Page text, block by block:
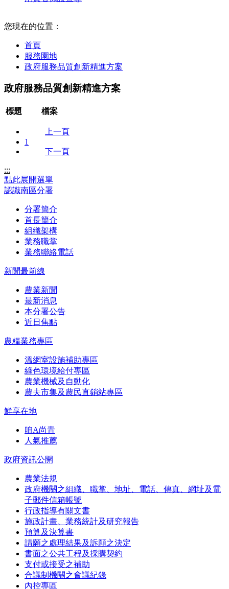
您現在的位置：
首頁
服務園地
政府服務品質創新精進方案
政府服務品質創新精進方案
標題 檔案
上一頁
1
下一頁
:::
點此展開選單
認識南區分署
分署簡介
首長簡介
組織架構
業務職掌
業務聯絡電話
新聞最前線
農業新聞
最新消息
本分署公告
近日焦點
農糧業務專區
溫網室設施補助專區
綠色環境給付專區
農業機械及自動化
農夫市集及農民直銷站專區
鮮享在地
咱A尚青
人氣推薦
政府資訊公開
農業法規
政府機關之組織、職掌、地址、電話、傳真、網址及電
子郵件信箱帳號
行政指導有關文書
施政計畫、業務統計及研究報告
預算及決算書
請願之處理結果及訴願之決定
書面之公共工程及採購契約
支付或接受之補助
合議制機關之會議紀錄
內控專區